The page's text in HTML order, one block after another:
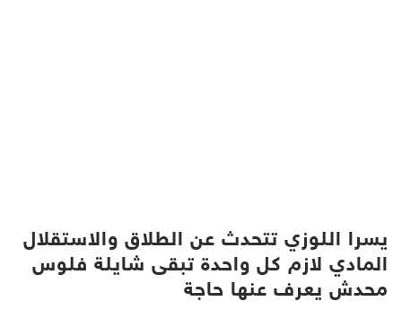
يسرا اللوزي تتحدث عن الطلاق والاستقلال
المادي لازم كل واحدة تبقى شايلة فلوس
محدش يعرف عنها حاجة